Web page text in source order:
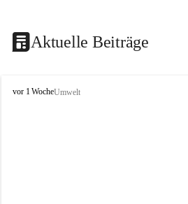
Aktuelle Beiträge
V
vor 1 WocheUmwelt